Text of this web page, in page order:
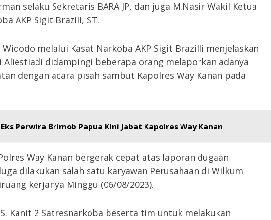
selaku Sekretaris BARA JP, dan juga M.Nasir Wakil Ketua
AKP Sigit Brazili, ST.
Widodo melalui Kasat Narkoba AKP Sigit Brazilli menjelaskan
didampingi beberapa orang melaporkan adanya
dengan acara pisah sambut Kapolres Way Kanan pada
Perwira Brimob Papua Kini Jabat Kapolres Way Kanan
Way Kanan bergerak cepat atas laporan dugaan
dilakukan salah satu karyawan Perusahaan di Wilkum
kerjanya Minggu (06/08/2023).
Kanit 2 Satresnarkoba beserta tim untuk melakukan